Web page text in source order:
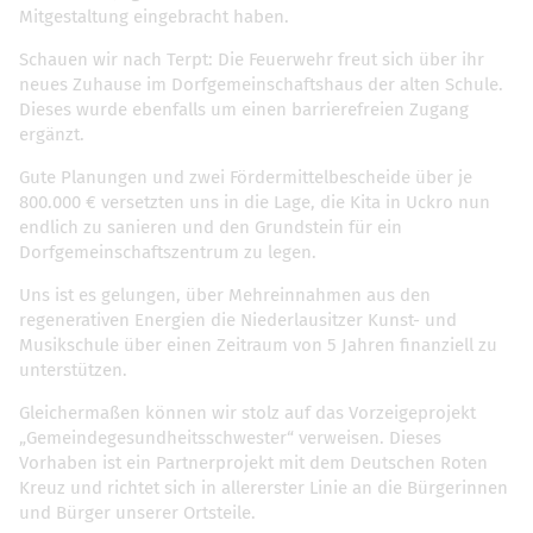
Mitgestaltung eingebracht haben.
Schauen wir nach Terpt: Die Feuerwehr freut sich über ihr
neues Zuhause im Dorfgemeinschaftshaus der alten Schule.
Dieses wurde ebenfalls um einen barrierefreien Zugang
ergänzt.
Gute Planungen und zwei Fördermittelbescheide über je
800.000 € versetzten uns in die Lage, die Kita in Uckro nun
endlich zu sanieren und den Grundstein für ein
Dorfgemeinschaftszentrum zu legen.
Uns ist es gelungen, über Mehreinnahmen aus den
regenerativen Energien die Niederlausitzer Kunst- und
Musikschule über einen Zeitraum von 5 Jahren finanziell zu
unterstützen.
Gleichermaßen können wir stolz auf das Vorzeigeprojekt
„Gemeindegesundheitsschwester“ verweisen. Dieses
Vorhaben ist ein Partnerprojekt mit dem Deutschen Roten
Kreuz und richtet sich in allererster Linie an die Bürgerinnen
und Bürger unserer Ortsteile.